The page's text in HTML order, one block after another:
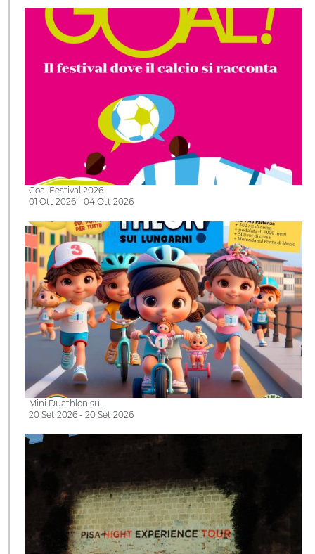
Goal Festival 2026
01 Ott 2026 - 04 Ott 2026
Mini Duathlon sui…
20 Set 2026 - 20 Set 2026